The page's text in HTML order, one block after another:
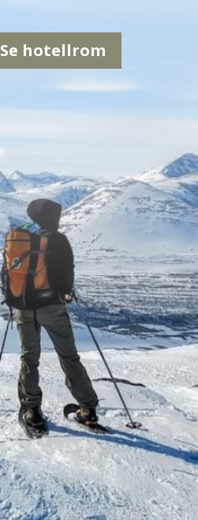
Se hotellrom